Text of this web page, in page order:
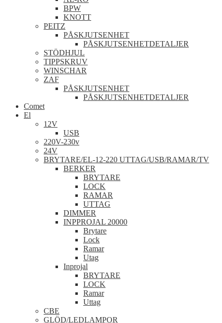
BPW
KNOTT
PEITZ
PÅSKJUTSENHET
PÅSKJUTSENHETDETALJER
STÖDHJUL
TIPPSKRUV
WINSCHAR
ZAF
PÅSKJUTSENHET
PÅSKJUTSENHETDETALJER
Comet
El
12V
USB
220V-230v
24V
BRYTARE/EL-12-220 UTTAG/USB/RAMAR/TV
BERKER
BRYTARE
LOCK
RAMAR
UTTAG
DIMMER
INPPROJAL 20000
Brytare
Lock
Ramar
Utag
Inprojal
BRYTARE
LOCK
Ramar
Uttag
CBE
GLÖD/LEDLAMPOR